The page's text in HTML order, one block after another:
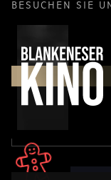
BESUCHEN SIE